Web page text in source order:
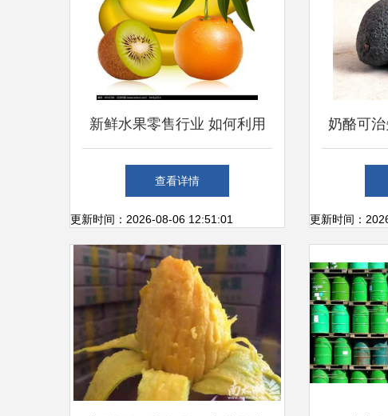
新鲜水果零售行业 如何利用
优质素材提升品牌吸引力
查看详情
更新时间：2026-08-06 12:51:01
奶酪可
身边的治
更新时间：